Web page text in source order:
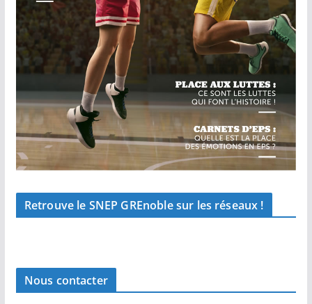
Retrouve le SNEP GREnoble sur les réseaux !
Nous contacter